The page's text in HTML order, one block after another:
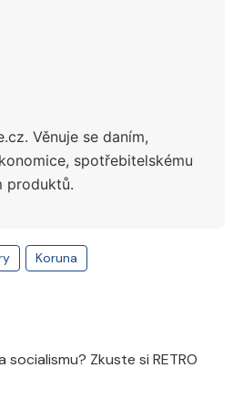
Věnuje se daním,
spotřebitelskému
produktů.
Koruna
socialismu? Zkuste si RETRO